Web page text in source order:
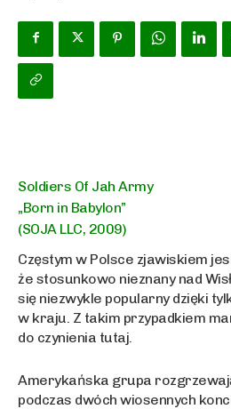
Soldiers Of Jah Army
„Born in Babylon”
(SOJA LLC, 2009)
Częstym w Polsce zjawiskiem
że stosunkowo nieznany nad
się niezwykle popularny dzięki
w kraju. Z takim przypadkiem
do czynienia tutaj.
Amerykańska grupa
podczas dwóch wiosennych